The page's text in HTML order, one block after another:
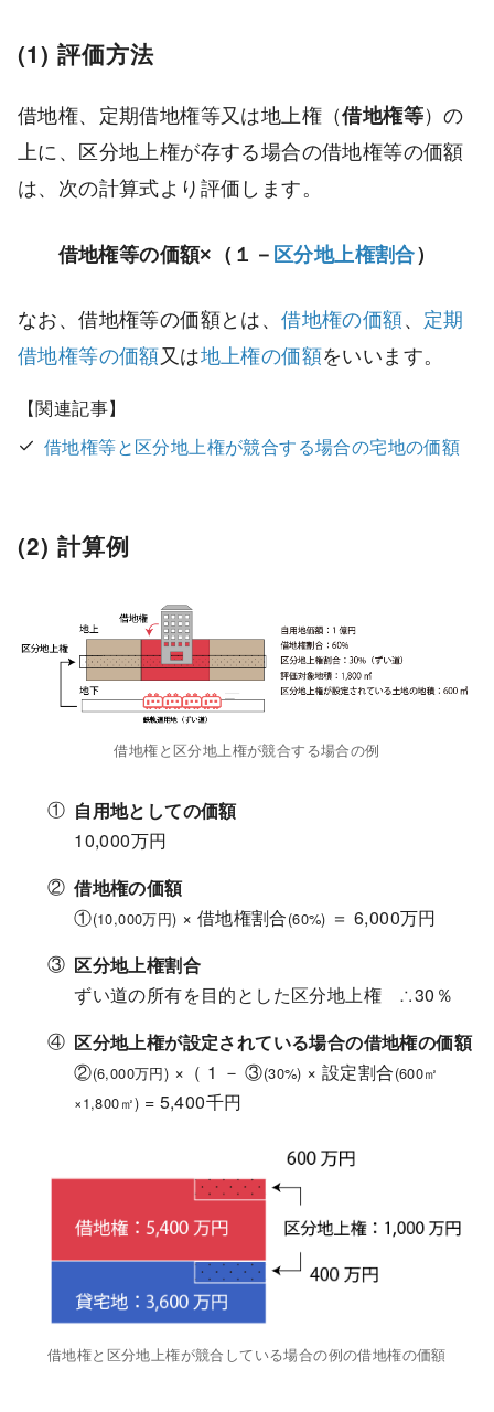
(1) 評価方法
借地権、定期借地権等又は地上権（借地権等）の
上に、区分地上権が存する場合の借地権等の価額
は、次の計算式より評価します。
借地権等の価額×（１－ 区分地上権割合）
なお、借地権等の価額とは、借地権の価額、 定期
借地権等の価額又は地上権の価額をいいます。
借地権等と区分地上権が競合する場合の宅地の価額
(2) 計算例
借地権と区分地上権が競合する場合の例
自用地としての価額
10,000万円
借地権の価額
①(10,000万円) × 借地権割合(60%) ＝ 6,000万円
区分地上権割合
ずい道の所有を目的とした区分地上権 ∴30％
区分地上権が設定されている場合の借地権の価額
②(6,000万円) ×（ 1 － ③(30%) × 設定割合(600㎡
×1,800㎡) = 5,400千円
借地権と区分地上権が競合している場合の例の借地権の価額